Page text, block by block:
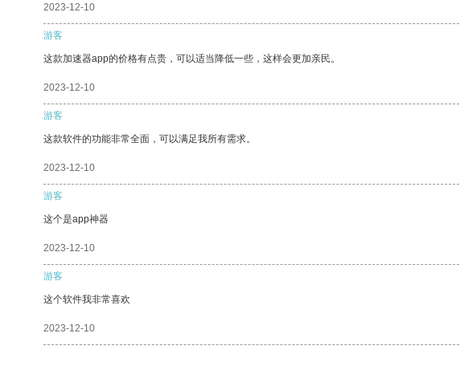
2023-12-10
游客
这款加速器app的价格有点贵，可以适当降低一些，这样会更加亲民。
2023-12-10
游客
这款软件的功能非常全面，可以满足我所有需求。
2023-12-10
游客
这个是app神器
2023-12-10
游客
这个软件我非常喜欢
2023-12-10